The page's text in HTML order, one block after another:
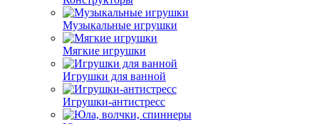
Музыкальные игрушки
Мягкие игрушки
Игрушки для ванной
Игрушки-антистресс